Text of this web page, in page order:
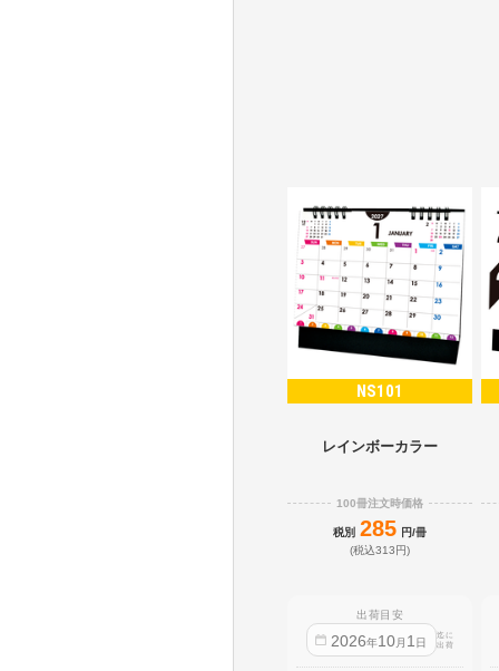
NS101
レインボーカラー
100冊注文時価格
税別 285 円/冊
(税込313円)
出荷目安
2026年10月 1 日
迄に
出荷